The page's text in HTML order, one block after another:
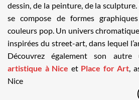
dessin, de la peinture, de la
se compose de formes
couleurs pop. Un univers
inspirées du street-art, dans lequel
Découvrez également son autre
artistique à Nice et Place for Art,
Nice